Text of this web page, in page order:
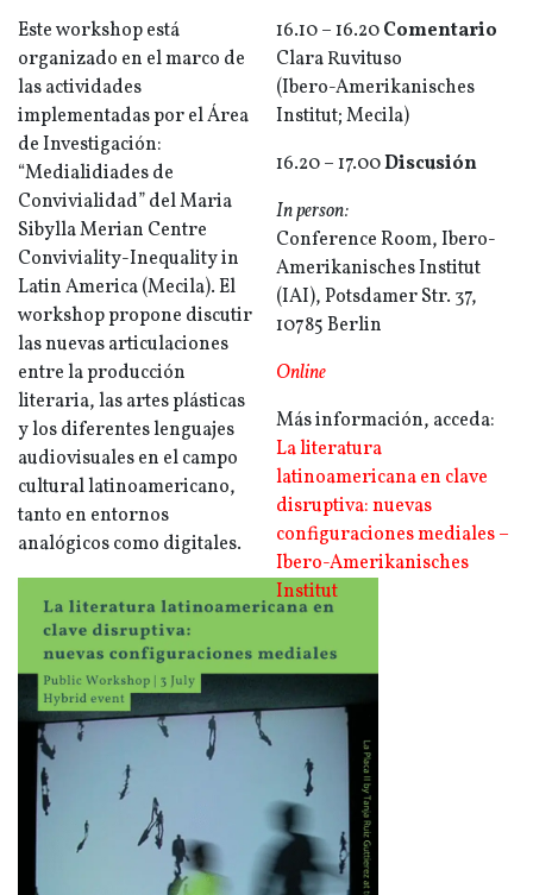
Este workshop está
organizado en el marco de
las actividades
implementadas por el Área
de Investigación:
“Medialidiades de
Convivialidad” del Maria
Sibylla Merian Centre
Conviviality-Inequality in
Latin America (Mecila). El
workshop propone discutir
las nuevas articulaciones
entre la producción
literaria, las artes plásticas
y los diferentes lenguajes
audiovisuales en el campo
cultural latinoamericano,
tanto en entornos
analógicos como digitales.
16.10 – 16.20Comentario
Clara Ruvituso
(Ibero-Amerikanisches
Institut; Mecila)
16.20 – 17.00Discusión
In person:
Conference Room, Ibero-
Amerikanisches Institut
(IAI), Potsdamer Str. 37,
10785 Berlin
Online
Más información, acceda:
La literatura
latinoamericana en clave
disruptiva: nuevas
configuraciones mediales –
Ibero-Amerikanisches
Institut